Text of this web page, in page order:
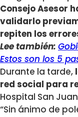
Consejo Asesor
validarlo
repiten los
Lee también:
Estos son los 5
Durante la tarde,
red social para
Hospital San
“Sin ánimo de